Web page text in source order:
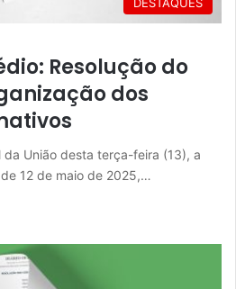
Resolução do
dos
da União desta terça-feira (13), a
de 12 de maio de 2025,…